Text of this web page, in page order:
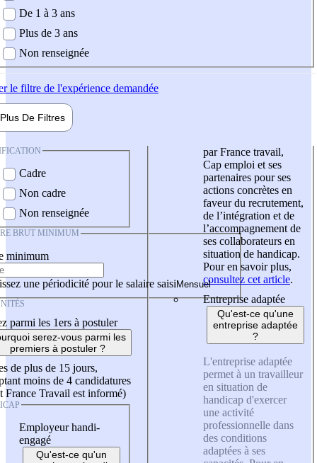
De 1 à 3 ans
Plus de 3 ans
Non renseignée
le filtre de l'expérience demandée
Plus De Filtres
Cadre
Non cadre
Non renseignée
BRUT MINIMUM
minimum
une périodicité pour le salaire saisi
parmi les 1ers à postuler
serez-vous parmi les
premiers à postuler ?
de plus de 15 jours,
moins de 4 candidatures
France Travail est informé)
Employeur handi-
engagé
Qu'est-ce qu'un
par France travail,
Cap emploi et ses
partenaires pour ses
actions concrètes en
faveur du recrutement,
de l’intégration et de
l’accompagnement de
ses collaborateurs en
situation de handicap.
Pour en savoir plus,
consultez cet article.
Entreprise adaptée
Qu'est-ce qu'une
entreprise adaptée
?
L'entreprise adaptée
permet à un travailleur
en situation de
handicap d'exercer
une activité
professionnelle dans
des conditions
adaptées à ses